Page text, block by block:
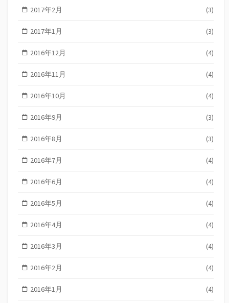
2017年2月 (3)
2017年1月 (3)
2016年12月 (4)
2016年11月 (4)
2016年10月 (4)
2016年9月 (3)
2016年8月 (3)
2016年7月 (4)
2016年6月 (4)
2016年5月 (4)
2016年4月 (4)
2016年3月 (4)
2016年2月 (4)
2016年1月 (4)